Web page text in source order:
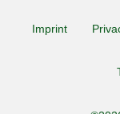
Imprint